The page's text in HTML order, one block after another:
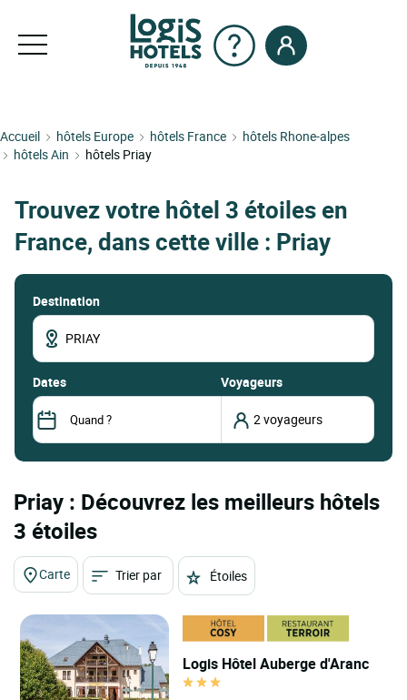
Accueil hôtels Europe hôtels France
hôtels Rhone-alpes
hôtels Ain
hôtels Priay
Trouvez votre hôtel 3 étoiles en
France, dans cette ville : Priay
Destination
dates Voyageurs
Priay : Découvrez les meilleurs hôtels
3 étoiles
Carte Trier par Étoiles
Logis Hôtel Auberge d'Aranc